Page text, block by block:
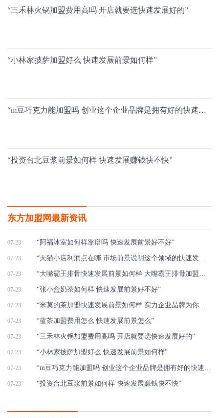
“三禾林火锅加盟费用高吗 开店就要选快速发展好的”
“小林家披萨加盟好么 快速发展前景如何样”
“m豆巧克力能加盟吗 创业这个企业品牌是拥有好的快速发展前途”
“投资台北豆浆前景如何样 快速发展赚钱快不快”
东方加盟网最新资讯
07-23 “阿福冰室如何样靠谱吗 快速发展前景好不好”
07-23 “天猫小店利润点在哪 市场前景说明这个领域的快速发展程度”
07-23 “大嘴霸王排骨快速发展前景如何样 大嘴霸王排骨加盟项目非常赚钱”
07-23 “张小盒奶茶如何样 快速发展前景好不好”
07-23 “米莫的茶加盟快速发展前景如何样 实力企业品牌为你添越来越多的金块”
07-23 “蓝茶加盟费用怎么 快速发展前景怎么”
07-23 “三禾林火锅加盟费用高吗 开店就要选快速发展好的”
07-23 “小林家披萨加盟好么 快速发展前景如何样”
07-23 “m豆巧克力能加盟吗 创业这个企业品牌是拥有好的快速发展前途”
07-23 “投资台北豆浆前景如何样 快速发展赚钱快不快”